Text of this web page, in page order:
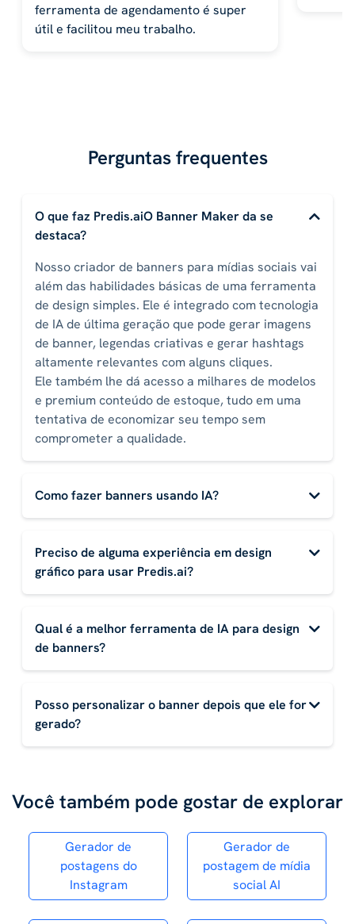
ferramenta de agendamento é super
útil e facilitou meu trabalho.
Perguntas frequentes
O que faz Predis.aiO Banner Maker da se
destaca?
Nosso criador de banners para mídias sociais vai
além das habilidades básicas de uma ferramenta
de design simples. Ele é integrado com tecnologia
de IA de última geração que pode gerar imagens
de banner, legendas criativas e gerar hashtags
altamente relevantes com alguns cliques.
Ele também lhe dá acesso a milhares de modelos
e premium conteúdo de estoque, tudo em uma
tentativa de economizar seu tempo sem
comprometer a qualidade.
Como fazer banners usando IA?
Preciso de alguma experiência em design
gráfico para usar Predis.ai?
Qual é a melhor ferramenta de IA para design
de banners?
Posso personalizar o banner depois que ele for
gerado?
Você também pode gostar de explorar
Gerador de
postagens do
Instagram
Gerador de
postagem de mídia
social AI